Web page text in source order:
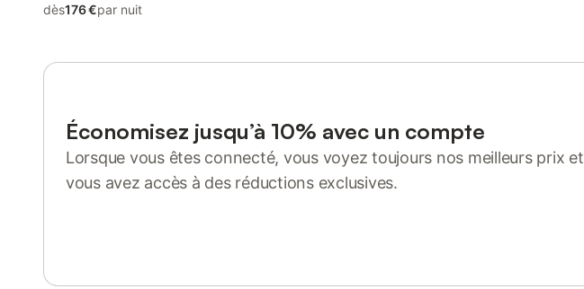
dès176 €par nuit
Économisez jusqu’à 10% avec un compte
Lorsque vous êtes connecté, vous voyez toujours nos meilleurs prix et
vous avez accès à des réductions exclusives.